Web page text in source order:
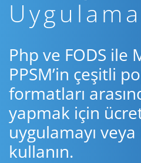
Php ve FODS ile
PPSM’in çeşitli
formatları
yapmak için
uygulamayı veya
kullanın.